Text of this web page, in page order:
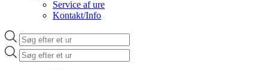
Service af ure
Kontakt/Info
Products
search
Products
search